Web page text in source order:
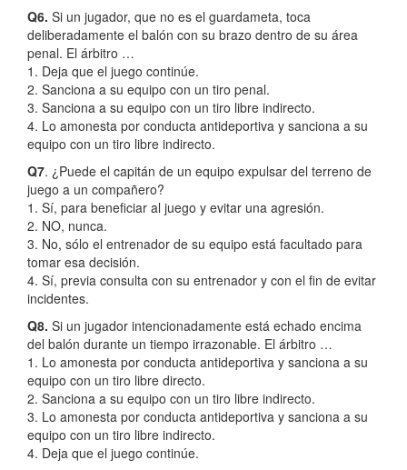
Q6. Si un jugador, que no es el guardameta, toca
deliberadamente el balón con su brazo dentro de su área
penal. El árbitro …
1. Deja que el juego continúe.
2. Sanciona a su equipo con un tiro penal.
3. Sanciona a su equipo con un tiro libre indirecto.
4. Lo amonesta por conducta antideportiva y sanciona a su
equipo con un tiro libre indirecto.
Q7. ¿Puede el capitán de un equipo expulsar del terreno de
juego a un compañero?
1. Sí, para beneficiar al juego y evitar una agresión.
2. NO, nunca.
3. No, sólo el entrenador de su equipo está facultado para
tomar esa decisión.
4. Sí, previa consulta con su entrenador y con el fin de evitar
incidentes.
Q8. Si un jugador intencionadamente está echado encima
del balón durante un tiempo irrazonable. El árbitro …
1. Lo amonesta por conducta antideportiva y sanciona a su
equipo con un tiro libre directo.
2. Sanciona a su equipo con un tiro libre indirecto.
3. Lo amonesta por conducta antideportiva y sanciona a su
equipo con un tiro libre indirecto.
4. Deja que el juego continúe.